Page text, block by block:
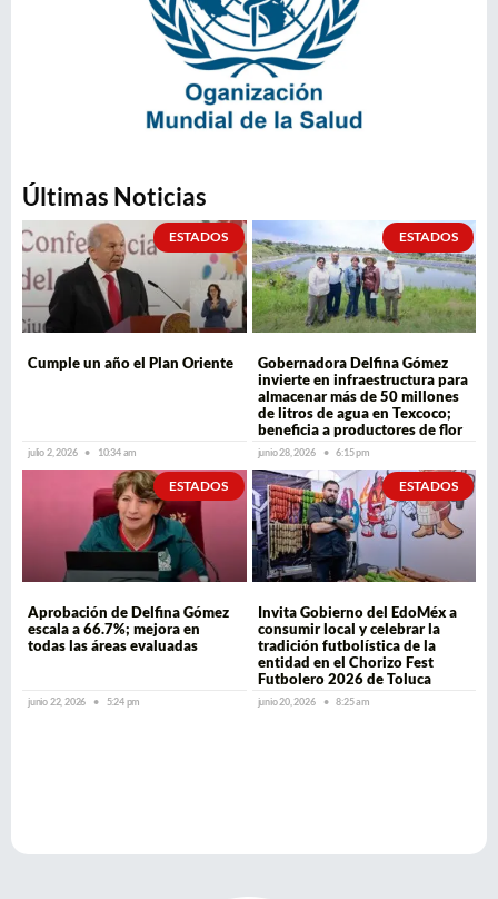
Últimas Noticias
ESTADOS
Cumple un año el Plan Oriente
julio 2, 2026 10:34 am
ESTADOS
Gobernadora Delfina Gómez
invierte en infraestructura para
almacenar más de 50 millones
de litros de agua en Texcoco;
beneficia a productores de flor
junio 28, 2026 6:15 pm
ESTADOS
Aprobación de Delfina Gómez
escala a 66.7%; mejora en
todas las áreas evaluadas
junio 22, 2026 5:24 pm
ESTADOS
Invita Gobierno del EdoMéx a
consumir local y celebrar la
tradición futbolística de la
entidad en el Chorizo Fest
Futbolero 2026 de Toluca
junio 20, 2026 8:25 am